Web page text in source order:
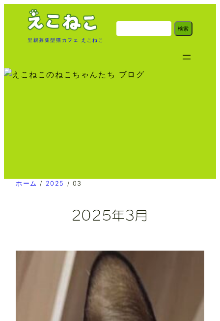
ッ
里親募集型猫カフェ えこねこ
検
索
検索
ホーム / 2025 / 03
2025年3月